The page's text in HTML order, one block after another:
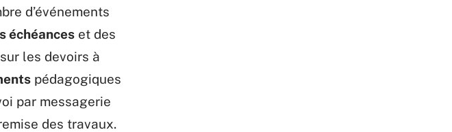
d’événements
échéances et des
les devoirs à
pédagogiques
par messagerie
des travaux.